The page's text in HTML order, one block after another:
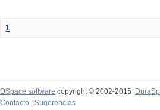
1
DSpace software copyright © 2002-2015
Contacto
Sugerencias